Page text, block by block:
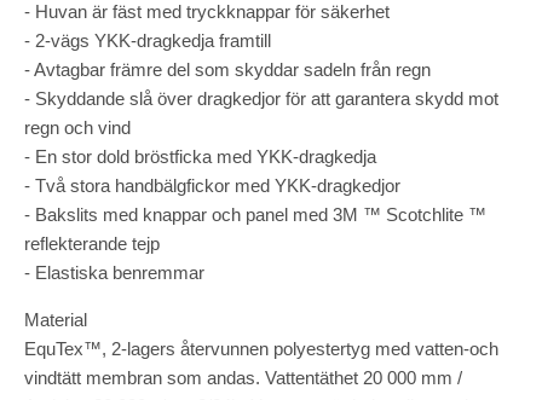
- Huvan är fäst med tryckknappar för säkerhet
- 2-vägs YKK-dragkedja framtill
- Avtagbar främre del som skyddar sadeln från regn
- Skyddande slå över dragkedjor för att garantera skydd mot
regn och vind
- En stor dold bröstficka med YKK-dragkedja
- Två stora handbälgfickor med YKK-dragkedjor
- Bakslits med knappar och panel med 3M ™ Scotchlite ™
reflekterande tejp
- Elastiska benremmar
Material
EquTex™, 2-lagers återvunnen polyestertyg med vatten-och
vindtätt membran som andas. Vattentäthet 20 000 mm /